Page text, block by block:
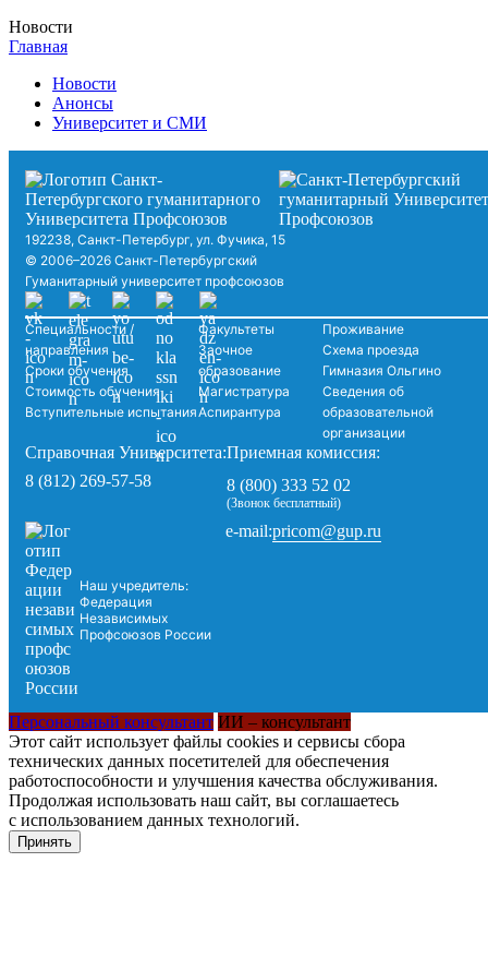
Новости
Главная
Новости
Анонсы
Университет и СМИ
192238, Санкт-Петербург, ул. Фучика, 15
© 2006–2026 Санкт-Петербургский
Гуманитарный университет профсоюзов
Специальности /
направления
Сроки обучения
Стоимость обучения
Вступительные испытания
Факультеты
Заочное
образование
Магистратура
Аспирантура
Проживание
Схема проезда
Гимназия Ольгино
Сведения об
образовательной
организации
Справочная Университета:
8 (812) 269-57-58
Приемная комиссия:
8 (800) 333 52 02
(Звонок бесплатный)
Наш учредитель:
Федерация
Независимых
Профсоюзов России
e-mail:pricom@gup.ru
Персональный консультант ИИ – консультант
Этот сайт использует файлы cookies и сервисы сбора
технических данных посетителей для обеспечения
работоспособности и улучшения качества обслуживания.
Продолжая использовать наш сайт, вы соглашаетесь
с использованием данных технологий.
Принять